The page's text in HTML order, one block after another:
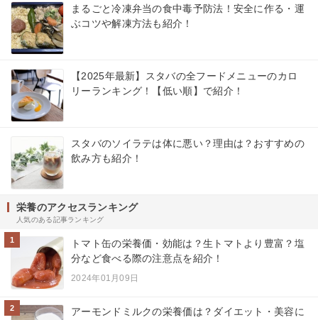
まるごと冷凍弁当の食中毒予防法！安全に作る・運
ぶコツや解凍方法も紹介！
【2025年最新】スタバの全フードメニューのカロ
リーランキング！【低い順】で紹介！
スタバのソイラテは体に悪い？理由は？おすすめの
飲み方も紹介！
栄養のアクセスランキング
人気のある記事ランキング
1
トマト缶の栄養価・効能は？生トマトより豊富？塩
分など食べる際の注意点を紹介！
2024年01月09日
2
アーモンドミルクの栄養価は？ダイエット・美容に